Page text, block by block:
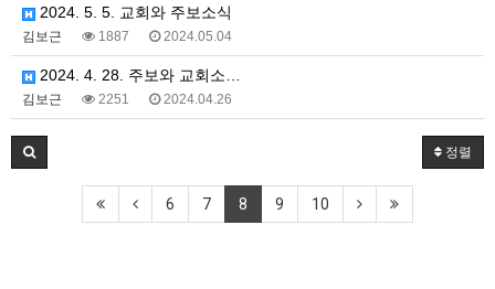
2024. 5. 5. 교회와 주보소식
김보근 1887 2024.05.04
2024. 4. 28. 주보와 교회소…
김보근 2251 2024.04.26
정렬
6 7 8 9 10